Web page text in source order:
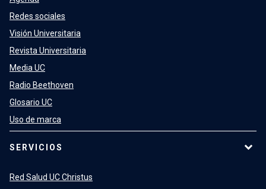
Redes sociales
Visión Universitaria
Revista Universitaria
Media UC
Radio Beethoven
Glosario UC
Uso de marca
SERVICIOS
Red Salud UC Christus